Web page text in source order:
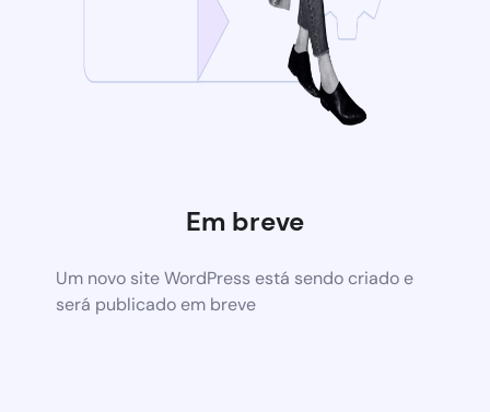
Em breve
Um novo site WordPress está sendo criado e
será publicado em breve